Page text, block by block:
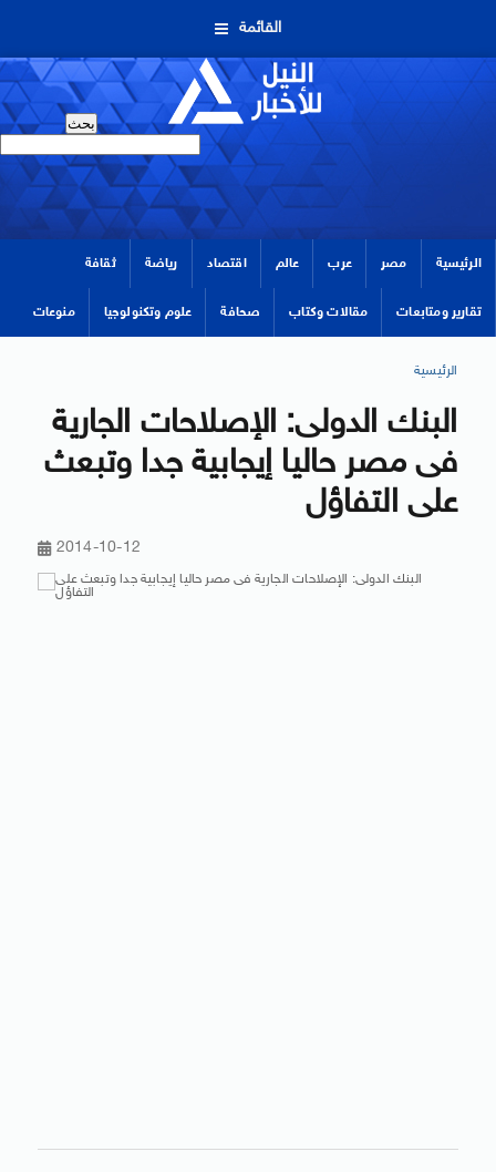
القائمة
الرئيسية مصر عرب عالم اقتصاد رياضة ثقافة
تقارير ومتابعات مقالات وكتاب صحافة علوم وتكنولوجيا منوعات
الرئيسية
البنك الدولى: الإصلاحات الجارية
فى مصر حاليا إيجابية جدا وتبعث
على التفاؤل
2014-10-12